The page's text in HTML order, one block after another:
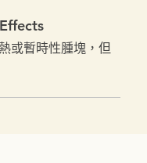
或暫時性腫塊，但